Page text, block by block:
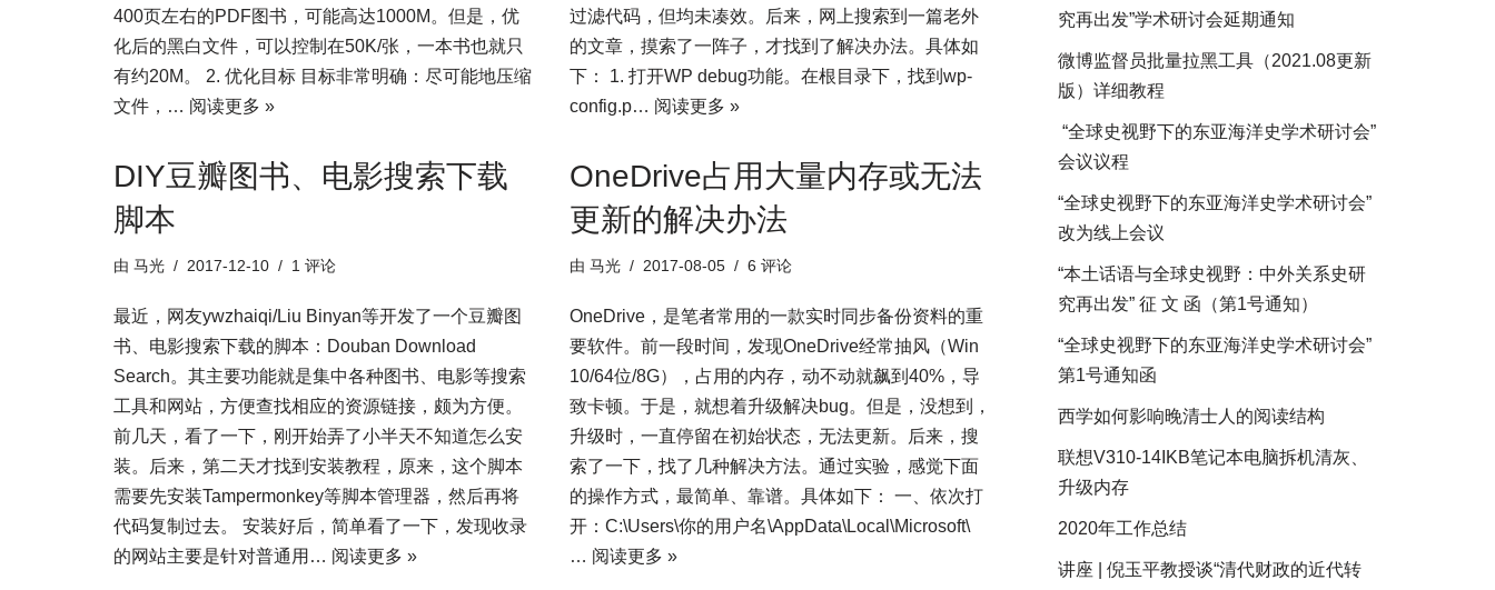
400页左右的PDF图书，可能高达1000M。但是，优
化后的黑白文件，可以控制在50K/张，一本书也就只
有约20M。 2. 优化目标 目标非常明确：尽可能地压缩
文件，… 阅读更多 »
过滤代码，但均未凑效。后来，网上搜索到一篇老外
的文章，摸索了一阵子，才找到了解决办法。具体如
下： 1. 打开WP debug功能。在根目录下，找到wp-
config.p… 阅读更多 »
DIY豆瓣图书、电影搜索下载
脚本
由 马光 2017-12-10 1 评论
最近，网友ywzhaiqi/Liu Binyan等开发了一个豆瓣图
书、电影搜索下载的脚本：Douban Download
Search。其主要功能就是集中各种图书、电影等搜索
工具和网站，方便查找相应的资源链接，颇为方便。
前几天，看了一下，刚开始弄了小半天不知道怎么安
装。后来，第二天才找到安装教程，原来，这个脚本
需要先安装Tampermonkey等脚本管理器，然后再将
代码复制过去。 安装好后，简单看了一下，发现收录
的网站主要是针对普通用… 阅读更多 »
OneDrive占用大量内存或无法
更新的解决办法
由 马光 2017-08-05 6 评论
OneDrive，是笔者常用的一款实时同步备份资料的重
要软件。前一段时间，发现OneDrive经常抽风（Win
10/64位/8G），占用的内存，动不动就飙到40%，导
致卡顿。于是，就想着升级解决bug。但是，没想到，
升级时，一直停留在初始状态，无法更新。后来，搜
索了一下，找了几种解决方法。通过实验，感觉下面
的操作方式，最简单、靠谱。具体如下： 一、依次打
开：C:\Users\你的用户名\AppData\Local\Microsoft\
… 阅读更多 »
究再出发”学术研讨会延期通知
微博监督员批量拉黑工具（2021.08更新
版）详细教程
“全球史视野下的东亚海洋史学术研讨会”
会议议程
“全球史视野下的东亚海洋史学术研讨会”
改为线上会议
“本土话语与全球史视野：中外关系史研
究再出发” 征 文 函（第1号通知）
“全球史视野下的东亚海洋史学术研讨会”
第1号通知函
西学如何影响晚清士人的阅读结构
联想V310-14IKB笔记本电脑拆机清灰、
升级内存
2020年工作总结
讲座 | 倪玉平教授谈“清代财政的近代转